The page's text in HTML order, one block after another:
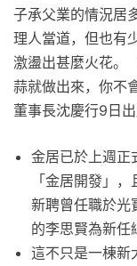
子承父業的情況居
理人當道，但也有
激盪出甚麼火花。
蒜就做出來，你不
董事長沈慶行9日
金居已於上週正
「金居開發」
新聘曾任職於光
的李思賢為新任
這不只是一棟新